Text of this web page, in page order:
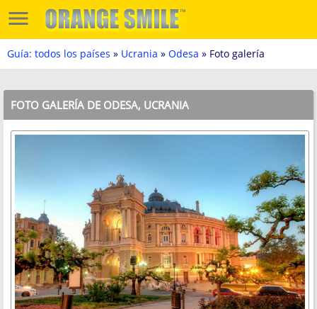
Guía: todos los países » Ucrania » Odesa » Foto galería
FOTO GALERÍA DE ODESA, UCRANIA